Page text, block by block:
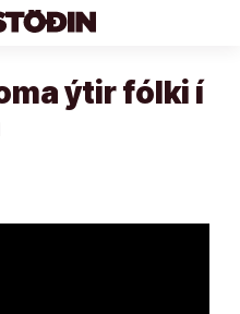
ýtir fólki í